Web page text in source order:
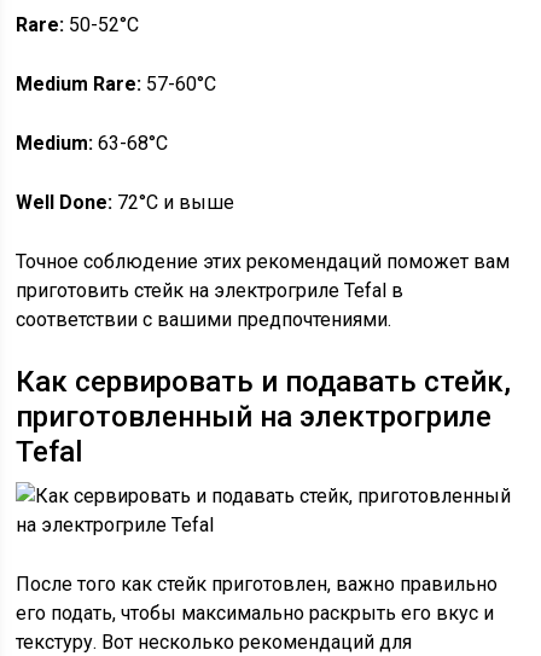
Rare: 50-52°C
Medium Rare: 57-60°C
Medium: 63-68°C
Well Done: 72°C и выше
Точное соблюдение этих рекомендаций поможет вам
приготовить стейк на электрогриле Tefal в
соответствии с вашими предпочтениями.
Как сервировать и подавать стейк,
приготовленный на электрогриле
Tefal
После того как стейк приготовлен, важно правильно
его подать, чтобы максимально раскрыть его вкус и
текстуру. Вот несколько рекомендаций для